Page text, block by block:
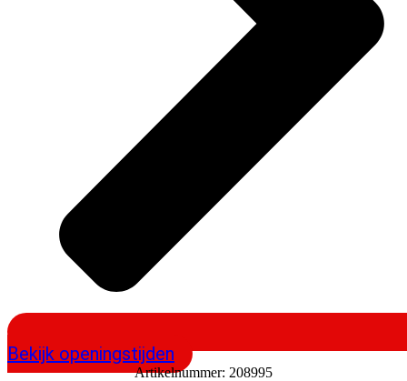
Bekijk openingstijden
Artikelnummer: 208995